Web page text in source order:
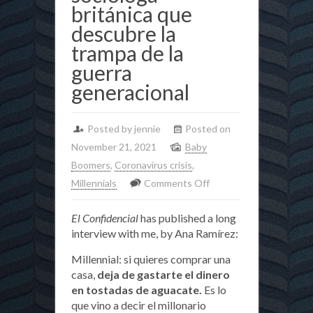
británica que
descubre la
trampa de la
guerra
generacional
Posted by jennie
Posted on
November 21, 2021
Baby
Boomers, Coronavirus crisis,
Millennials
Comments Offon
Boomer’:
la
británica
que
El Confidencialhas published a long
interview with me, by Ana Ramírez:
Millennial: si quieres comprar una
casa, deja de gastarte el dinero
en tostadas de aguacate. Es lo
que vino a decir el millonario